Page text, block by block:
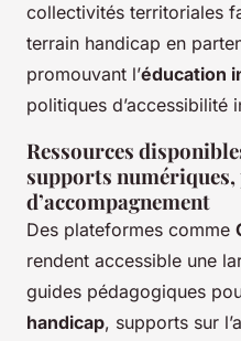
collectivités territoriales
terrain handicap en
promouvant l’éducation
politiques d’accessibilité
Ressources
supports
d’accompagnement
Des plateformes comme
rendent accessible une
guides pédagogiques
handicap, supports sur